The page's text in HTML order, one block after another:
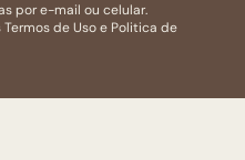
por e-mail ou celular.
Termos de Usoe Politica de